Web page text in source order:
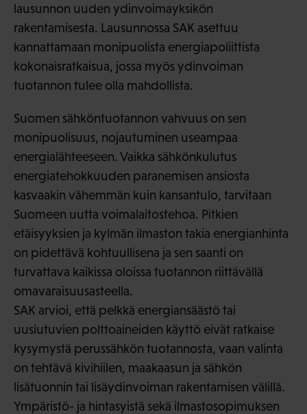
lausunnon uuden ydinvoimayksikön
rakentamisesta. Lausunnossa SAK asettuu
kannattamaan monipuolista energiapoliittista
kokonaisratkaisua, jossa myös ydinvoiman
tuotannon tulee olla mahdollista.
Suomen sähköntuotannon vahvuus on sen
monipuolisuus, nojautuminen useampaa
energialähteeseen. Vaikka sähkönkulutus
energiatehokkuuden paranemisen ansiosta
kasvaakin vähemmän kuin kansantulo, tarvitaan
Suomeen uutta voimalaitostehoa. Pitkien
etäisyyksien ja kylmän ilmaston takia energianhinta
on pidettävä kohtuullisena ja sen saanti on
turvattava kaikissa oloissa tuotannon riittävällä
omavaraisuusasteella.
SAK arvioi, että pelkkä energiansäästö tai
uusiutuvien polttoaineiden käyttö eivät ratkaise
kysymystä perussähkön tuotannosta, vaan valinta
on tehtävä kivihiilen, maakaasun ja sähkön
lisätuonnin tai lisäydinvoiman rakentamisen välillä.
Ympäristö- ja hintasyistä sekä ilmastosopimuksen